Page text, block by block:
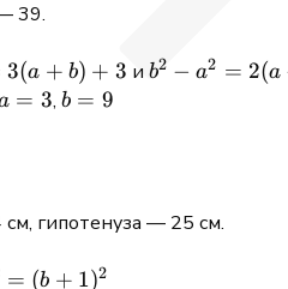
39.
3(a + b) + 3 иb^{2}
b2 − a2 = 2(a
= 3, b
b = 9
гипотенуза — 25 см.
= (b + 1)2